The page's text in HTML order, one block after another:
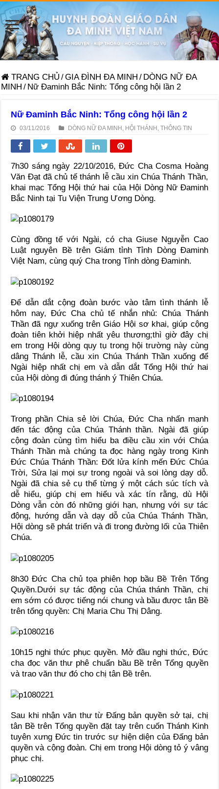
TRANG CHỦ /GIA ĐÌNH ĐA MINH / DÒNG NỮ ĐA
MINH / Nữ Đaminh Bắc Ninh: Tổng công hội lần 2
Nữ Đaminh Bắc Ninh: Tổng công hội lần 2
03/11/2016 DÒNG NỮ ĐA MINH HỘI THÁNH ,THÔNG TIN
7h30 sáng ngày 22/10/2016, Đức Cha Cosma Hoàng
Văn Đạt đã chủ tế thánh lễ cầu xin Chúa Thánh Thần,
khai mạc Tổng Hội thứ hai của Hội Dòng Nữ Đaminh
Bắc Ninh tại Tu Viện Trung Ương Dòng.
Cùng đồng tế với Ngài, có cha Giuse Nguyễn Cao
Luật nguyên Bề trên Giám tỉnh Tỉnh Dòng Đaminh
Việt Nam, cùng quý Cha trong Tỉnh dòng Đaminh.
Để dẫn dắt cộng đoàn bước vào tâm tình thánh lễ
hôm nay, Đức Cha chủ tế nhắn nhủ: Chúa Thánh
Thần đã ngự xuống trên Giáo Hội sơ khai, giúp cộng
đoàn tiên khởi hiệp nhất yêu thương;thì giờ đây chị
em trong Hội dòng quy tụ trong hội trường này cùng
dâng Thánh lễ, cầu xin Chúa Thánh Thần xuống để
Ngài hiệp nhất chị em và dẫn dắt Tổng Hội thứ hai
của Hội dòng đi đúng thánh ý Thiên Chúa.
Trong phần Chia sẻ lời Chúa, Đức Cha nhấn mạnh
đến tác động của Chúa Thánh thần. Ngài đã giúp
cộng đoàn cùng tìm hiểu ba điều cầu xin với Chúa
Thánh Thần mà chúng ta đọc hàng ngày trong Kinh
Đức Chúa Thánh Thần: Đốt lửa kính mến Đức Chúa
Trời, Sửa lại mọi sự trong ngoài và soi lòng dạy dỗ.
Ngài đã chia sẻ cụ thể từng ý một cách súc tích và
dễ hiểu, giúp chị em hiểu và xác tín rằng, dù Hội
Dòng vẫn còn đó những giới hạn, nhưng với sự tác
động, hướng dẫn và dạy dỗ của Chúa Thánh Thần,
Hội dòng sẽ phát triển và đi trong đường lối của Thiên
Chúa.
8h30 Đức Cha chủ tọa phiên họp bầu Bề Trên Tổng
Quyền.Dưới sự tác động của Chúa thánh Thần, chị
em sớm có được tiếng nói chung và bầu được tân Bề
trên tổng quyền: Chị Maria Chu Thị Dâng.
10h15 nghi thức phục quyền. Mở đầu nghi thức, Đức
cha đọc văn thư phê chuẩn bầu Bề trên Tổng quyền
và trao văn thư đó cho chị tân Bề trên.
Sau khi nhận văn thư từ Đấng bản quyền sở tại, chị
tân Bề trên Tổng quyền đặt tay trên cuốn Thánh Kinh
tuyên xưng Đức tin trước sự hiện diện của Đấng bản
quyền và cộng đoàn. Chị em trong Hội dòng tỏ ý vâng
phục chị.